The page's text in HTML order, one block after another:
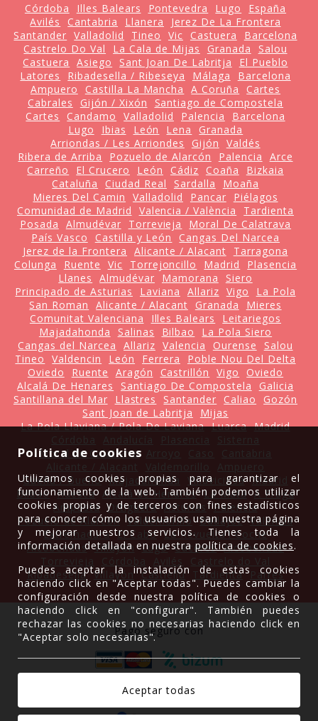
Córdoba Illes Balears Pontevedra Lugo
España
Avilés
Cantabria Llanera
Jerez De La Frontera
Santander Valladolid Tineo Vic Castuera
Barcelona
Castrelo Do Val
La Cala de Mijas Granada
Salou
Castuera
Asiego Sant Joan De Labritja
El Pueblo
Latores
Ribadesella / Ribeseya Málaga
Barcelona
Ampuero
Castilla La Mancha A Coruña
Cartes
Cabrales
Gijón / Xixón
Santiago de Compostela
Cartes
Candamo Valladolid Palencia
Barcelona
Lugo
Ibias León Lena
Granada
Arriondas / Les Arriondes
Gijón
Valdés
Ribera de Arriba
Pozuelo de Alarcón Palencia
Arce
Carreño
El Crucero León Cádiz Coaña
Bizkaia
Cataluña
Ciudad Real Sardalla
Moaña
Mieres Del Camin
Valladolid Pancar
Piélagos
Comunidad de Madrid
Valencia / València
Tardienta
Posada
Almudévar Torrevieja
Moral De Calatrava
País Vasco
Castilla y León
Cangas Del Narcea
Jerez de la Frontera
Alicante / Alacant
Tarragona
Colunga
Ruente Vic Torrejoncillo Madrid
Plasencia
Llanes
Almudévar Mamorana
Siero
Principado de Asturias
Laviana Allariz Vigo
La Pola
San Roman
Alicante / Alacant Granada
Mieres
Comunitat Valenciana
Illes Balears
Leitariegos
Majadahonda
Salinas Bilbao
La Pola Siero
Cangas del Narcea
Allariz Valencia Ourense
Salou
Tineo
Valdencin León Ferrera
Poble Nou Del Delta
Oviedo
Ruente Aragón Castrillón Vigo
Oviedo
Alcalá De Henares
Santiago De Compostela
Galicia
Santillana del Mar
Llastres Santander Caliao
Gozón
Sant Joan de Labritja
Mijas
La Pola Llaviana / Pola De Laviana Luarca Madrid
Moral de Calatrava
Gueñu / Bueño Majadahonda Villaviciosa Madrid
Bilbao Huesca Alcalá de Henares La Mata
A Fraga
Amposta Ortiguera Asturias
Palencia
Pozuelo de Alarcón Valdemorillo Badajoz Valencia
Extremadura El Cabo La Revuelta'l Coche
Alcobendas Villayón Lugo Cáceres Alcobendas
Ribadesella Villayón Castiellu Tardienta Parres
Pago seguro con
Gracias a
Política de cookies
Utilizamos cookies propias para garantizar el
funcionamiento de la web. También podemos utilizar
cookies propias y de terceros con fines estadísticos
para conocer cómo los usuarios usan nuestra página
y mejorar nuestros servicios. Tienes toda la
información detallada en nuestrapolítica de cookies.
Puedes aceptar la instalación de estas cookies
haciendo click en "Aceptar todas". Puedes cambiar la
configuración desde nuestra política de cookies o
haciendo click en "configurar". También puedes
rechazar las cookies no necesarias haciendo click en
"Aceptar solo necesarias".